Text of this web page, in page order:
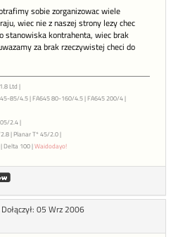
sobie zorganizowac wiele
wiec nie z naszej strony lezy chec
stanowiska kontrahenta, wiec brak
za brak rzeczywistej checi do
Ltd |
85/4.5 | FA645 80-160/4.5 | FA645 200/4 |
2.4 |
| Planar T* 45/2.0 |
Delta 100 |Waidodayo!
Dołączył: 05 Wrz 2006